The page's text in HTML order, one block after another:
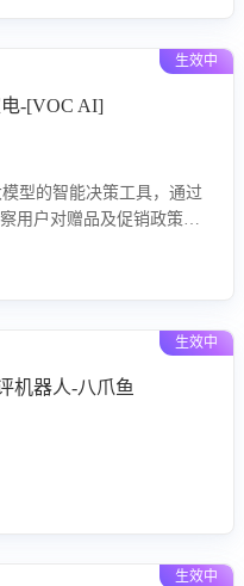
生效中
-[VOC AI]
型的智能决策工具，通过
用户对赠品及促销政策的
略，优化资源投放并淘汰
生效中
机器人-八爪鱼
生效中